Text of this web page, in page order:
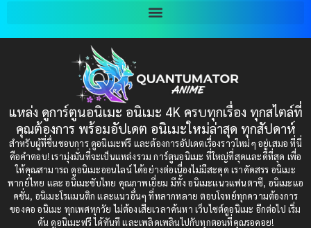
Bondage (ทาส)(1)
(1)
Censored (เซ็นเซอร์)(19)
Comedy (ตลก)(235)
Comedy (ตลก)(85)
Comic Book การ์ตูน(1)
1997
1993
1991
1989
1988
1987
1985
1984
1983
1982
1981
1980
1979
แหล่ง ดูการ์ตูนอนิเมะ อนิเมะ 4K ครบทุกเรื่อง ทุกสไตล์ที่
คุณต้องการ พร้อมอัปเดต อนิเมะใหม่ล่าสุด ทุกสัปดาห์
สำหรับผู้ที่ชื่นชอบการ ดูอนิเมะฟรี และต้องการอัปเดตเรื่องราวใหม่ๆ อยู่เสมอ ที่นี่
คือคำตอบ! เรามุ่งมั่นที่จะเป็นแหล่งรวม การ์ตูนอนิเมะ ที่ใหญ่ที่สุดและดีที่สุด เพื่อ
ให้คุณสามารถ ดูอนิเมะออนไลน์ ได้อย่างต่อเนื่องไม่มีสะดุด เราคัดสรร อนิเมะ
พากย์ไทย และ อนิเมะซับไทย คุณภาพเยี่ยม มีทั้ง อนิเมะแนวแฟนตาซี, อนิเมะแอ
คชั่น, อนิเมะโรแมนติก และแนวอื่นๆ ที่หลากหลาย ตอบโจทย์ทุกความต้องการ
ของคอ อนิเมะ ทุกเพศทุกวัย ไม่ต้องเสียเวลาค้นหา เว็บไซต์ดูอนิเมะ อีกต่อไป เริ่ม
ต้น ดูอนิเมะฟรี ได้ทันที และเพลิดเพลินไปกับทุกตอนที่คุณรอคอย!